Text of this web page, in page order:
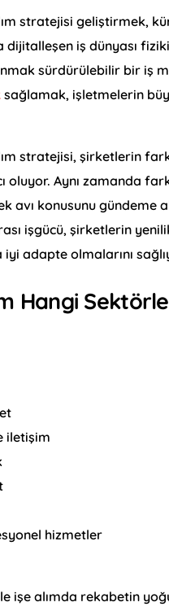
stratejisi geliştirmek,
dijitalleşen iş dünyası
sürdürülebilir bir iş
sağlamak, işletmelerin
stratejisi, şirketlerin
oluyor. Aynı zamanda
avı konusunu
işgücü, şirketlerin
adapte olmalarını
Hangi
iletişim
hizmetler
işe alımda rekabetin